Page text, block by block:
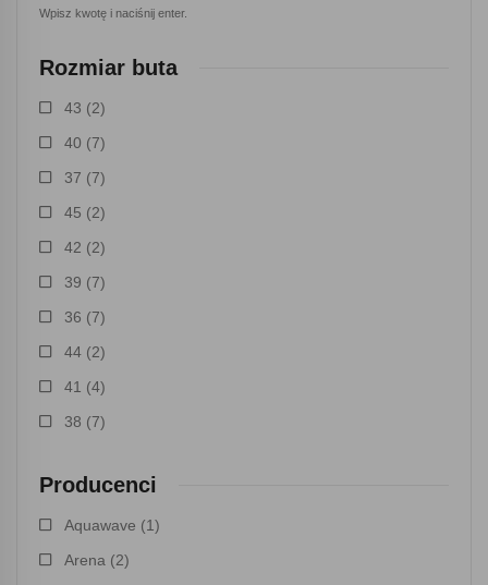
Wpisz kwotę i naciśnij enter.
Rozmiar buta
43 (2)
40 (7)
37 (7)
45 (2)
42 (2)
39 (7)
36 (7)
44 (2)
41 (4)
38 (7)
Producenci
Aquawave (1)
Arena (2)